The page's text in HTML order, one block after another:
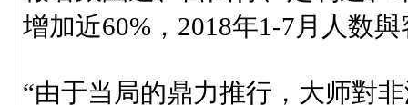
增加近60%，2018年1-7月人数
“由于当局的鼎力推行，大师對